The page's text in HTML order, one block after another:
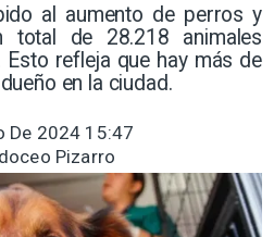
al aumento de perros y
total de 28.218 animales
refleja que hay más de
en la ciudad.
De 2024 15:47
Pizarro